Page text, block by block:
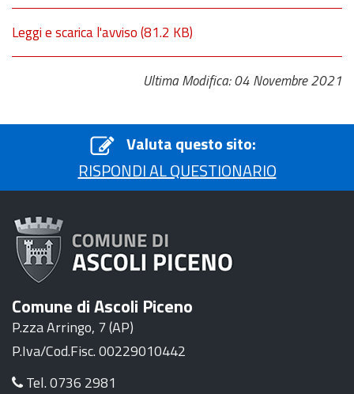
Leggi e scarica l'avviso(81.2 KB)
Ultima Modifica: 04 Novembre 2021
Valuta questo sito:
RISPONDI AL QUESTIONARIO
Comune di Ascoli Piceno
P.zza Arringo, 7 (AP)
P.Iva/Cod.Fisc. 00229010442
Tel. 0736 2981